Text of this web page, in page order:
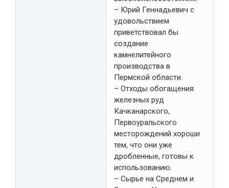
– Юрий Геннадьевич с
удовольствием
приветствовал бы
создание
камнелитейного
производства в
Пермской области.
– Отходы обогащения
железных руд
Качканарского,
Первоуральского
месторождений хороши
тем, что они уже
дробленные, готовы к
использованию.
– Сырье на Среднем и